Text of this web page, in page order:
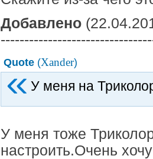
Добавлено
Quote (Xander)
У меня на
У меня тоже
настроить.Очень